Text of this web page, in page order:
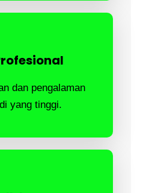
dan pengalaman
yang tinggi.